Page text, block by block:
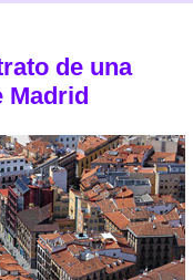
de una
Madrid